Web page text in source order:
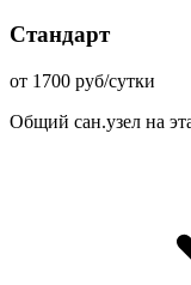
Стандарт
от 1700 руб/сутки
Общий сан.узел на